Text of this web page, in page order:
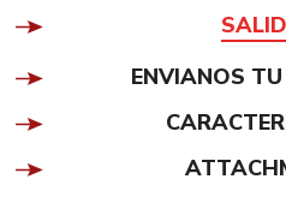
ENVIANOS